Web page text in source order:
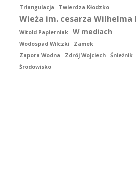
Triangulacja Twierdza Kłodzko
Wieża im. cesarza Wilhelma I
Witold Papierniak W mediach
Wodospad Wilczki
Zamek
Zapora Wodna
Zdrój Wojciech
Śnieżnik
Środowisko